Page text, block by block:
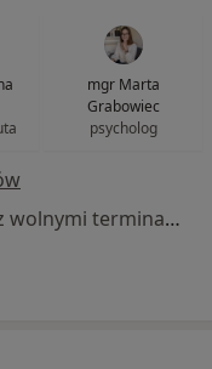
mgr Marta
Grabowiec
psycholog
Brak dostępnych specjalistów z wolnymi terminami w tym centrum medycznym.